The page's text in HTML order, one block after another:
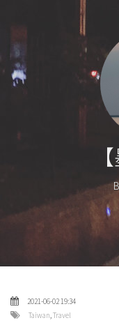
2021-06-02 19:34
Taiwan,Travel